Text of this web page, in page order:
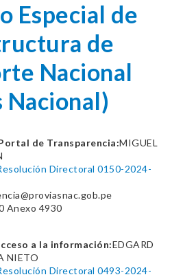
Especial de
de
Nacional
Nacional)
de Transparencia:MIGUEL
Directoral 0150-2024-
Anexo 4930
a la información:EDGARD
NIETO
Directoral 0493-2024-